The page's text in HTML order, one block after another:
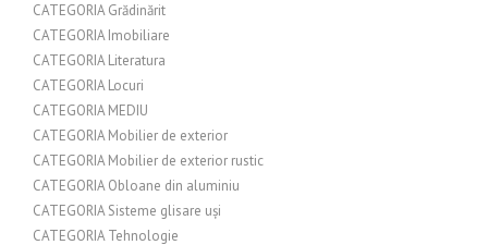
CATEGORIA Grădinărit
CATEGORIA Imobiliare
CATEGORIA Literatura
CATEGORIA Locuri
CATEGORIA MEDIU
CATEGORIA Mobilier de exterior
CATEGORIA Mobilier de exterior rustic
CATEGORIA Obloane din aluminiu
CATEGORIA Sisteme glisare uși
CATEGORIA Tehnologie